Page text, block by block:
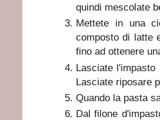
quindi mescolate
Mettete in una
composto di latte
fino ad ottenere
Lasciate
Lasciate riposare
Quando la pasta
Dal filone